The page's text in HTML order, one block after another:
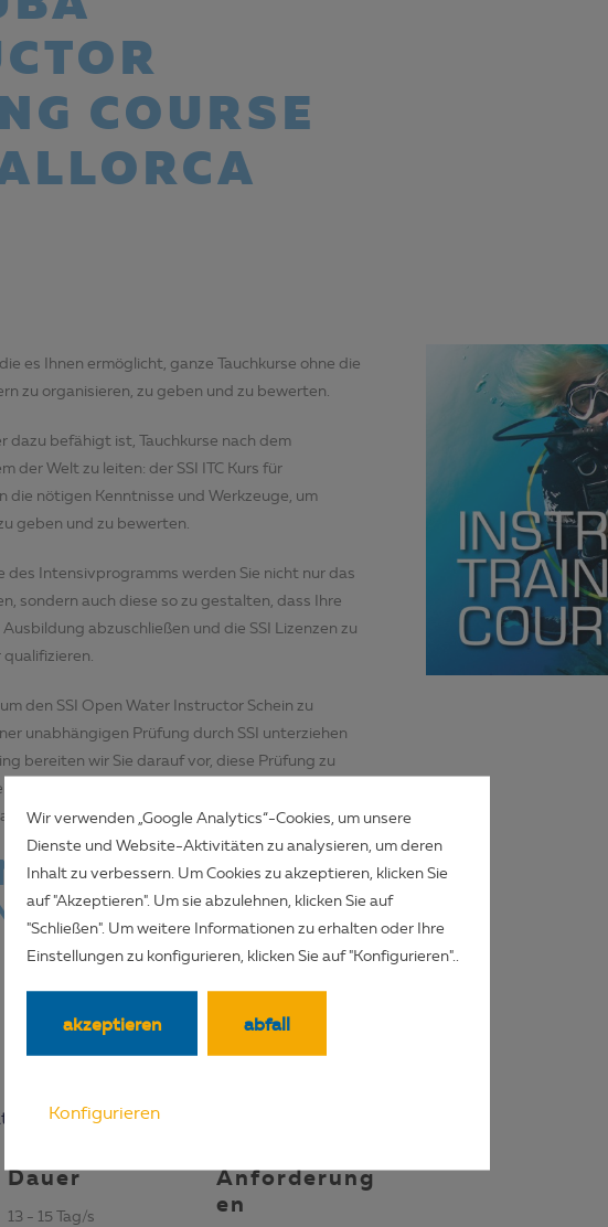
COURSE
es Ihnen ermöglicht, ganze Tauchkurse ohne die
zu organisieren, zu geben und zu bewerten.
dazu befähigt ist, Tauchkurse nach dem
der Welt zu leiten: der SSI ITC Kurs für
die nötigen Kenntnisse und Werkzeuge, um
geben und zu bewerten.
des Intensivprogramms werden Sie nicht nur das
sondern auch diese so zu gestalten, dass Ihre
abzuschließen und die SSI Lizenzen zu
qualifizieren.
den SSI Open Water Instructor Schein zu
unabhängigen Prüfung durch SSI unterziehen
bereiten wir Sie darauf vor, diese Prüfung zu
Ihre Kenntnisse, Emotionen und Anekdoten mit
teilen können!
ICH MIT
frei!
Dauer
13 - 15 Tag/s
Anforderung
en
Wir verwenden „Google Analytics“-Cookies, um unsere
Dienste und Website-Aktivitäten zu analysieren, um deren
Inhalt zu verbessern. Um Cookies zu akzeptieren, klicken Sie
auf "Akzeptieren". Um sie abzulehnen, klicken Sie auf
"Schließen". Um weitere Informationen zu erhalten oder Ihre
Einstellungen zu konfigurieren, klicken Sie auf "Konfigurieren"..
akzeptieren abfall
Konfigurieren